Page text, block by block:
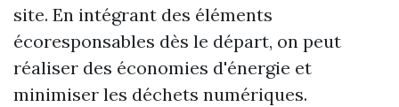
site. En intégrant des éléments
écoresponsables dès le départ, on peut
réaliser des économies d'énergie et
minimiser les déchets numériques.